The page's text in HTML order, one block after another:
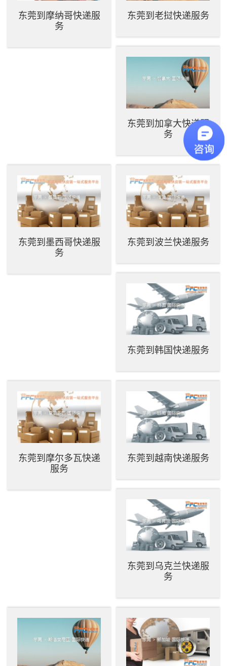
东莞到摩纳哥快递服
务
东莞到老挝快递服务
东莞到加拿大快递服
务
东莞到墨西哥快递服
务
东莞到波兰快递服务
东莞到韩国快递服务
东莞到摩尔多瓦快递
服务
东莞到越南快递服务
东莞到乌克兰快递服
务